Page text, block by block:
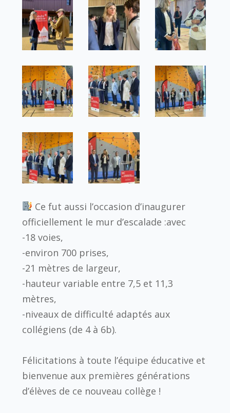
Ce fut aussi l’occasion d’inaugurer
officiellement le mur d’escalade :avec
-18 voies,
-environ 700 prises,
-21 mètres de largeur,
-hauteur variable entre 7,5 et 11,3
mètres,
-niveaux de difficulté adaptés aux
collégiens (de 4 à 6b).
Félicitations à toute l’équipe éducative et
bienvenue aux premières générations
d’élèves de ce nouveau collège !